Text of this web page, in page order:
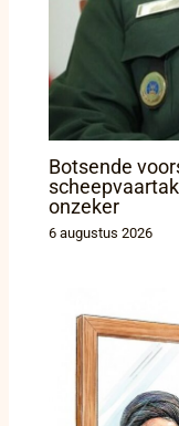
Botsende
onzeker
6 augustus 2026